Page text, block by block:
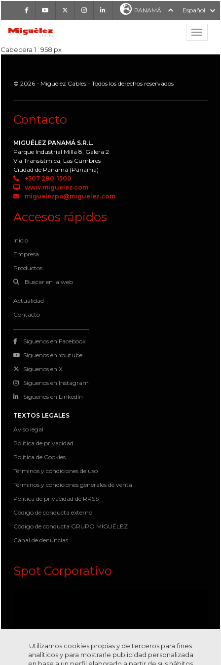
FacebookYoutube InstagramLinkedIn PANAMÁ Español
MIGUÉLEZ CABLES
Cabecera 1 : 958 px
© 2026 - Miguélez Cables - Todos los derechos reservados
Contacto
MIGUÉLEZ PANAMÁ S.R.L.
Parque Industrial Milla 8, Galera 2
Vía Transístmica, Las Cumbres
Ciudad de Panamá (Panamá)
+507 280-1500
www.miguelez.com
miguelezpa@miguelez.com
Accesos rápidos
Inicio
Empresa
Productos
Buscar en la web
Actualidad
Contacto
Siguenos en Facebook
Siguenos en Youtube
Siguenos en X
Siguenos en Instagram
Siguenos en LinkedIn
TEXTOS LEGALES
Aviso legal
Política de privacidad
Política de Cookies
Términos y condiciones de uso
Términos y condiciones generales de venta
Política de privacidad de RRSS
Código de conducta externo
Código de conducta GRUPO MIGUÉLEZ
Canal de denuncias
Spot Corporativo
Utilizamos cookies propias y de terceros para fines
analíticos y para mostrarle publicidad personalizada